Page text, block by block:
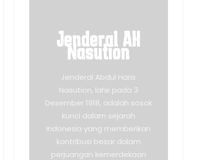
Jenderal AH
Nasution
Jenderal Abdul Haris
Nasution, lahir pada 3
Desember 1918, adalah sosok
kunci dalam sejarah
Indonesia yang memberikan
kontribusi besar dalam
perjuangan kemerdekaan